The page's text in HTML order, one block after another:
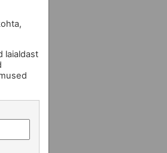
laialdast